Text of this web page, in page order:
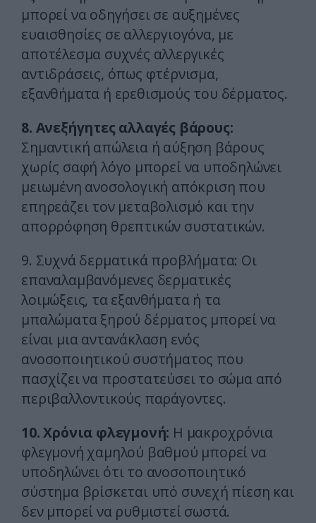
μπορεί να οδηγήσει σε αυξημένες
ευαισθησίες σε αλλεργιογόνα, με
αποτέλεσμα συχνές αλλεργικές
αντιδράσεις, όπως φτέρνισμα,
εξανθήματα ή ερεθισμούς του δέρματος.
8. Ανεξήγητες αλλαγές βάρους:
Σημαντική απώλεια ή αύξηση βάρους
χωρίς σαφή λόγο μπορεί να υποδηλώνει
μειωμένη ανοσολογική απόκριση που
επηρεάζει τον μεταβολισμό και την
απορρόφηση θρεπτικών συστατικών.
9. Συχνά δερματικά προβλήματα: Οι
επαναλαμβανόμενες δερματικές
λοιμώξεις, τα εξανθήματα ή τα
μπαλώματα ξηρού δέρματος μπορεί να
είναι μια αντανάκλαση ενός
ανοσοποιητικού συστήματος που
πασχίζει να προστατεύσει το σώμα από
περιβαλλοντικούς παράγοντες.
10. Χρόνια φλεγμονή: Η μακροχρόνια
φλεγμονή χαμηλού βαθμού μπορεί να
υποδηλώνει ότι το ανοσοποιητικό
σύστημα βρίσκεται υπό συνεχή πίεση και
δεν μπορεί να ρυθμιστεί σωστά.